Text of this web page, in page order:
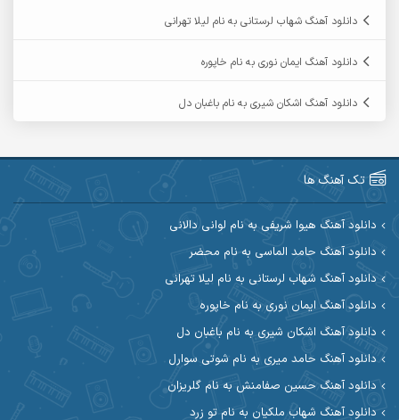
آرین صیادی
آرین مریدی
آوات بوکانی
آیت احمدنژاد
ابراهیم شمس ابوالحسن جاویدان
ابی حسینی
دانلود آهنگ شهاب لرستانی به نام لیلا تهرانی
دانلود آهنگ ایمان نوری به نام خاپوره
دانلود آهنگ اشکان شیری به نام باغبان دل
تک آهنگ ها
دانلود آهنگ هیوا شریفی به نام لوانی دالانی
دانلود آهنگ حامد الماسی به نام محضر
دانلود آهنگ شهاب لرستانی به نام لیلا تهرانی
دانلود آهنگ ایمان نوری به نام خاپوره
دانلود آهنگ اشکان شیری به نام باغبان دل
دانلود آهنگ حامد میری به نام شوتی سوارل
دانلود آهنگ حسین صفامنش به نام گلریزان
دانلود آهنگ شهاب ملکیان به نام تو زرد